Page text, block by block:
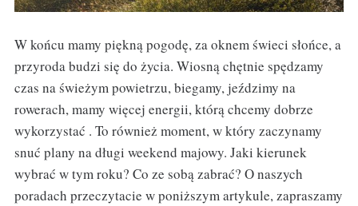
W końcu mamy piękną pogodę, za oknem świeci słońce, a
przyroda budzi się do życia. Wiosną chętnie spędzamy
czas na świeżym powietrzu, biegamy, jeździmy na
rowerach, mamy więcej energii, którą chcemy dobrze
wykorzystać . To również moment, w który zaczynamy
snuć plany na długi weekend majowy. Jaki kierunek
wybrać w tym roku? Co ze sobą zabrać? O naszych
poradach przeczytacie w poniższym artykule, zapraszamy